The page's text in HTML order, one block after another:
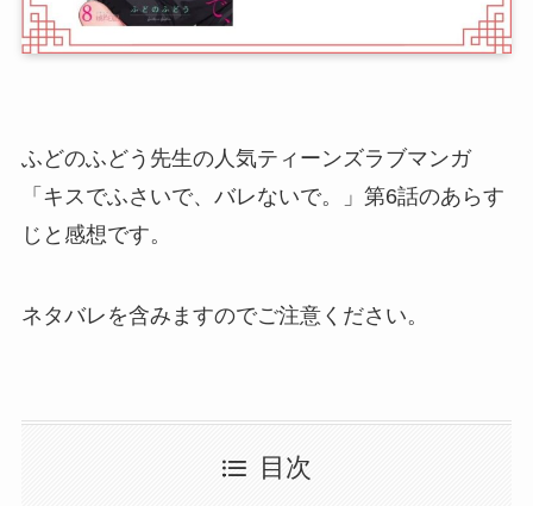
ふどのふどう先生の人気ティーンズラブマンガ
「キスでふさいで、バレないで。」第6話のあらす
じと感想です。
ネタバレを含みますのでご注意ください。
目次